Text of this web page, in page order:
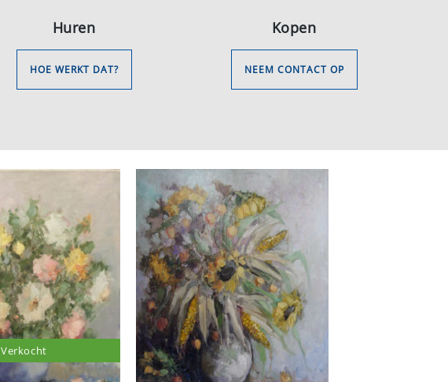
Huren
HOE WERKT DAT?
Kopen
NEEM CONTACT OP
Verkocht